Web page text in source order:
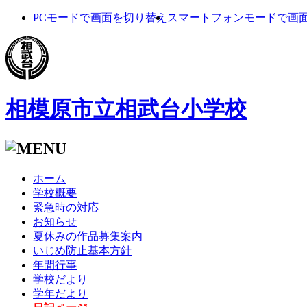
PCモードで画面を切り替え スマートフォンモードで画
相模原市立相武台小学校
ホーム
学校概要
緊急時の対応
お知らせ
夏休みの作品募集案内
いじめ防止基本方針
年間行事
学校だより
学年だより